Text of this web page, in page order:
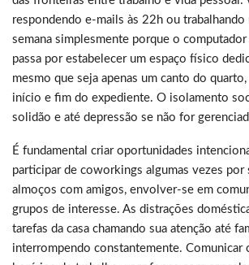
respondendo e-mails às 22h ou trabalhando
semana simplesmente porque o
passa por estabelecer um espaço físico
mesmo que seja apenas um canto do
início e fim do expediente. O isolamento
solidão e até depressão se não for
É fundamental criar oportunidades
participar de coworkings algumas vezes por
almoços com amigos, envolver-se em
grupos de interesse. As distrações
tarefas da casa chamando sua atenção até
interrompendo constantemente. Comunicar